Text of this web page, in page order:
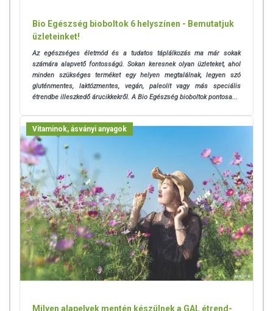
Bio Egészség bioboltok 6 helyszínen - Bemutatjuk
üzleteinket!
Az egészséges életmód és a tudatos táplálkozás ma már sokak
számára alapvető fontosságú. Sokan keresnek olyan üzleteket, ahol
minden szükséges terméket egy helyen megtalálnak, legyen szó
gluténmentes, laktózmentes, vegán, paleolit vagy más speciális
étrendbe illeszkedő árucikkekről. A Bio Egészség bioboltok pontosa...
Vitaminok, ásványi anyagok
Milyen alapelvek mentén készülnek a GAL étrend-